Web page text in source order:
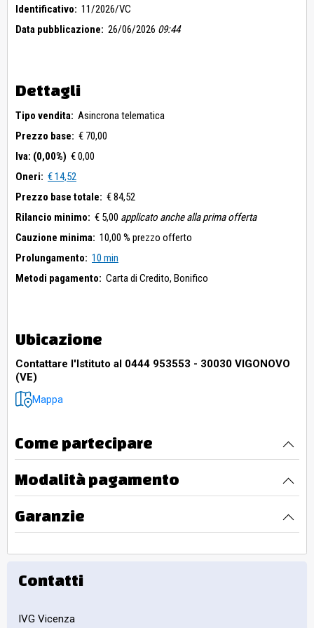
Identificativo: 11/2026/VC
Data pubblicazione: 26/06/2026 09:44
Dettagli
Tipo vendita: Asincrona telematica
Prezzo base: € 70,00
Iva: (0,00%) € 0,00
Oneri: € 14,52
Prezzo base totale: € 84,52
Rilancio minimo: € 5,00 applicato anche alla prima offerta
Cauzione minima: 10,00 % prezzo offerto
Prolungamento: 10 min
Metodi pagamento: Carta di Credito, Bonifico
Ubicazione
Contattare l'Istituto al 0444 953553 - 30030 VIGONOVO
(VE)
Mappa
Come partecipare
Modalità pagamento
Garanzie
Contatti
IVG Vicenza